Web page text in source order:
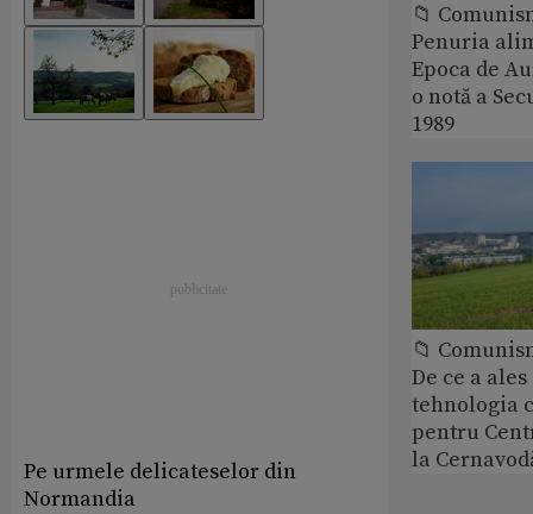
Pe urmele delicateselor din
Normandia
📁
Penuria
Epoca de
o notă a
1989
📁
De ce a
tehnologia
pentru
la